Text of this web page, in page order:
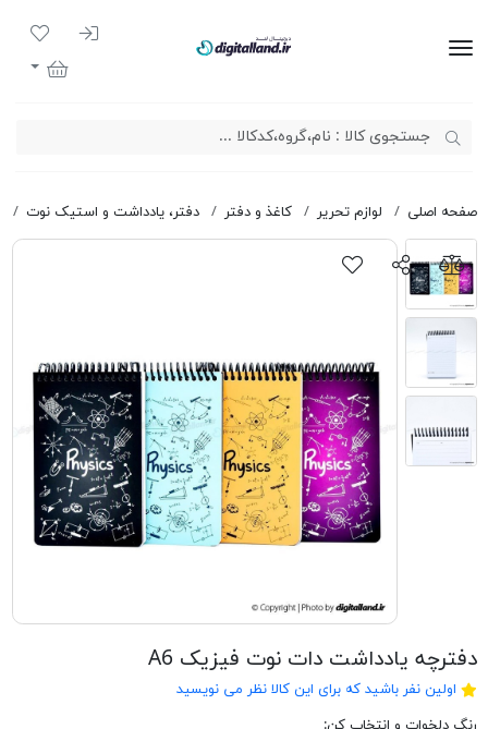
ورود به
لیست
سبد خرید
صفحه اصلی لوازم تحریر کاغذ و دفتر دفتر، یادداشت و استیک نوت
دفترچه یادداشت دات نوت فیزیک A6
اولین نفر باشید که برای این کالا نظر می نویسید